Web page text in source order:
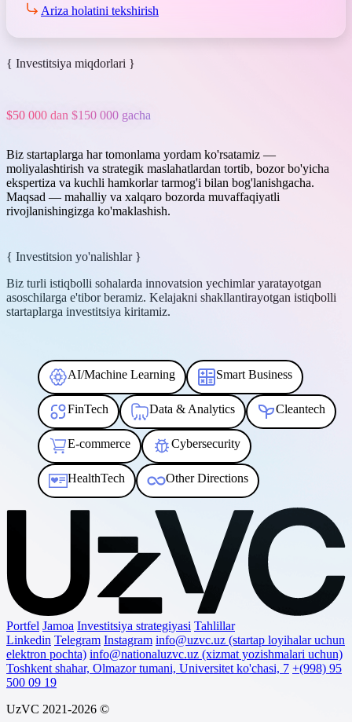
Ariza holatini tekshirish
{ Investitsiya miqdorlari }
$50 000 dan $150 000 gacha
Biz startaplarga har tomonlama yordam ko'rsatamiz —
moliyalashtirish va strategik maslahatlardan tortib, bozor bo'yicha
ekspertiza va kuchli hamkorlar tarmog'i bilan bog'lanishgacha.
Maqsad — mahalliy va xalqaro bozorda muvaffaqiyatli
rivojlanishingizga ko'maklashish.
{ Investitsion yo'nalishlar }
Biz turli istiqbolli sohalarda innovatsion yechimlar yaratayotgan
asoschilarga e'tibor beramiz. Kelajakni shakllantirayotgan istiqbolli
startaplarga investitsiya kiritamiz.
AI/Machine Learning Smart Business
FinTech Data & Analytics Cleantech
E-commerce Cybersecurity
HealthTech Other Directions
Portfel Jamoa Investitsiya strategiyasi Tahlillar
Linkedin Telegram Instagram info@uzvc.uz (startap loyihalar uchun
elektron pochta) info@nationaluzvc.uz (xizmat yozishmalari uchun)
Toshkent shahar, Olmazor tumani, Universitet ko'chasi, 7 +(998) 95
500 09 19
UzVC 2021-2026 ©